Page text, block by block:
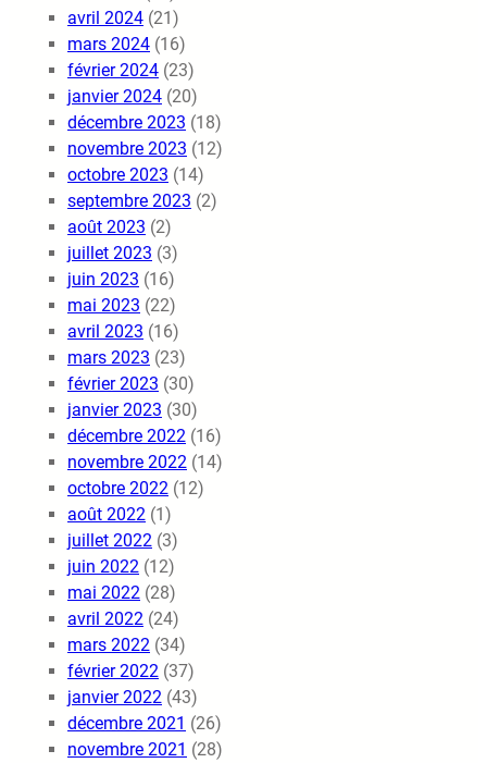
avril 2024 (21)
mars 2024 (16)
février 2024 (23)
janvier 2024 (20)
décembre 2023 (18)
novembre 2023 (12)
octobre 2023 (14)
septembre 2023 (2)
août 2023 (2)
juillet 2023 (3)
juin 2023 (16)
mai 2023 (22)
avril 2023 (16)
mars 2023 (23)
février 2023 (30)
janvier 2023 (30)
décembre 2022 (16)
novembre 2022 (14)
octobre 2022 (12)
août 2022 (1)
juillet 2022 (3)
juin 2022 (12)
mai 2022 (28)
avril 2022 (24)
mars 2022 (34)
février 2022 (37)
janvier 2022 (43)
décembre 2021 (26)
novembre 2021 (28)